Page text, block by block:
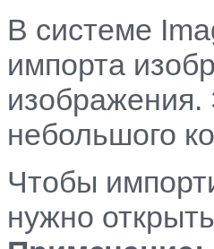
В системе
импорта
изображения.
небольшого
Чтобы
нужно